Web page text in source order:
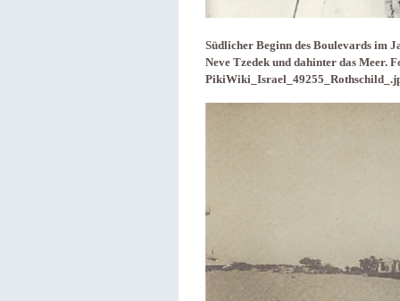
Südlicher Beginn des Boulevards im
Neve Tzedek und dahinter das Meer.